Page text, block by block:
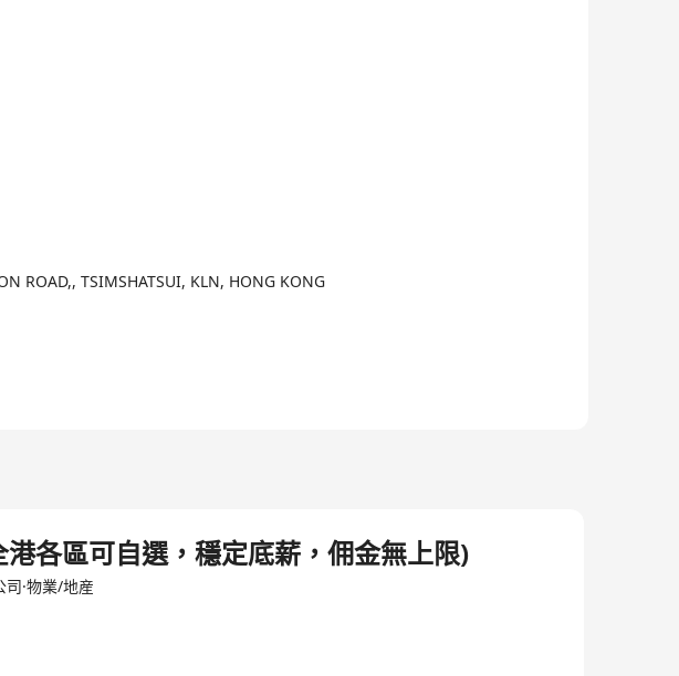
項目服務亦包括收購合併及屋地買賣。同時，中原地產亦提供相關的專業及
。
澳門特區 設有分行，並由各地分公司營運管理。另外，中原地產於國外亦有
選擇及投資機遇。
ROAD,, TSIMSHATSUI, KLN, HONG KONG
各區可自選，穩定底薪，佣金無上限)
·物業/地産